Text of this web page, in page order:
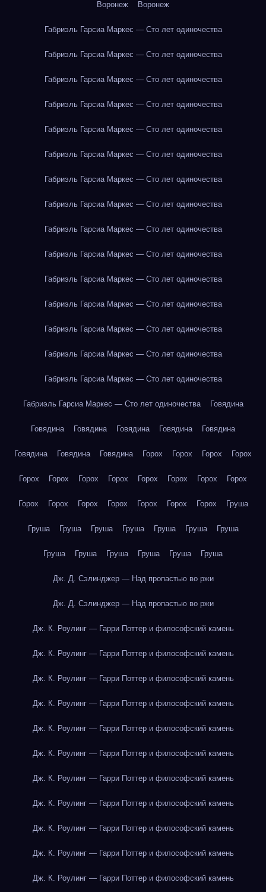
Воронеж Воронеж
Габриэль Гарсиа Маркес — Сто лет одиночества
Габриэль Гарсиа Маркес — Сто лет одиночества
Габриэль Гарсиа Маркес — Сто лет одиночества
Габриэль Гарсиа Маркес — Сто лет одиночества
Габриэль Гарсиа Маркес — Сто лет одиночества
Габриэль Гарсиа Маркес — Сто лет одиночества
Габриэль Гарсиа Маркес — Сто лет одиночества
Габриэль Гарсиа Маркес — Сто лет одиночества
Габриэль Гарсиа Маркес — Сто лет одиночества
Габриэль Гарсиа Маркес — Сто лет одиночества
Габриэль Гарсиа Маркес — Сто лет одиночества
Габриэль Гарсиа Маркес — Сто лет одиночества
Габриэль Гарсиа Маркес — Сто лет одиночества
Габриэль Гарсиа Маркес — Сто лет одиночества
Габриэль Гарсиа Маркес — Сто лет одиночества
Габриэль Гарсиа Маркес — Сто лет одиночества Говядина
Говядина Говядина Говядина Говядина Говядина
Говядина Говядина Говядина Горох Горох Горох Горох
Горох Горох Горох Горох Горох Горох Горох Горох
Горох Горох Горох Горох Горох Горох Горох Груша
Груша Груша Груша Груша Груша Груша Груша
Груша Груша Груша Груша Груша Груша
Дж. Д. Сэлинджер — Над пропастью во ржи
Дж. Д. Сэлинджер — Над пропастью во ржи
Дж. К. Роулинг — Гарри Поттер и философский камень
Дж. К. Роулинг — Гарри Поттер и философский камень
Дж. К. Роулинг — Гарри Поттер и философский камень
Дж. К. Роулинг — Гарри Поттер и философский камень
Дж. К. Роулинг — Гарри Поттер и философский камень
Дж. К. Роулинг — Гарри Поттер и философский камень
Дж. К. Роулинг — Гарри Поттер и философский камень
Дж. К. Роулинг — Гарри Поттер и философский камень
Дж. К. Роулинг — Гарри Поттер и философский камень
Дж. К. Роулинг — Гарри Поттер и философский камень
Дж. К. Роулинг — Гарри Поттер и философский камень